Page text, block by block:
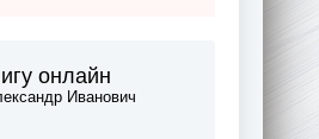
онлайн
Иванович